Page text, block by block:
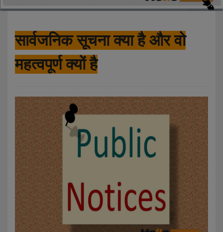
सार्वजनिक सूचना क्या है और वो
महत्वपूर्ण क्यों है